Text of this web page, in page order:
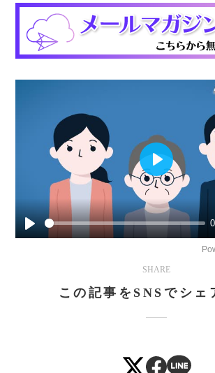
Play
Play
SHARE
この記事をSNSでシェ